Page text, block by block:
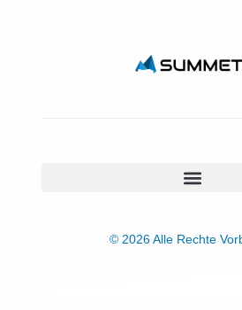
© 2026 Alle Rechte